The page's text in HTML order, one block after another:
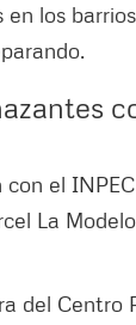
los
el
La
del Centro